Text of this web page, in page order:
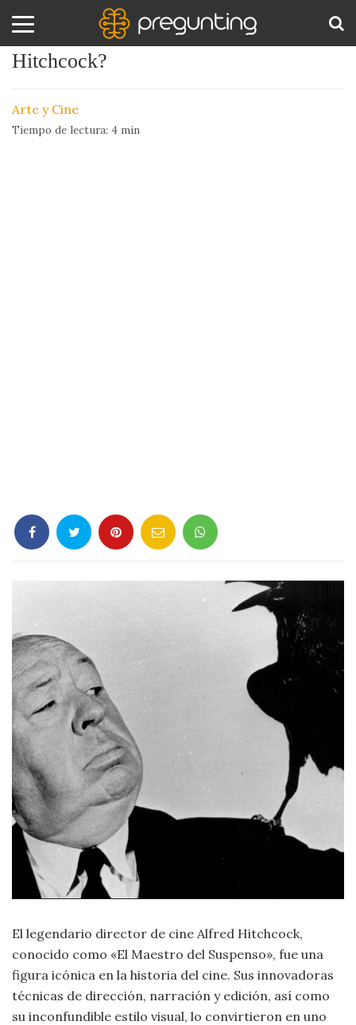
Amor
Sexo
Gastronomía
Leyes
Literatura
Moda
Tendencias
Naturaleza
Psicología
Religión
¿Qué extraña fobia sufría Alfred
Hitchcock?
Arte y Cine
Tiempo de lectura: 4 min
El legendario director de cine Alfred Hitchcock,
conocido como «El Maestro del Suspenso», fue una
figura icónica en la historia del cine. Sus innovadoras
técnicas de dirección, narración y edición, así como
su inconfundible estilo visual, lo convirtieron en uno